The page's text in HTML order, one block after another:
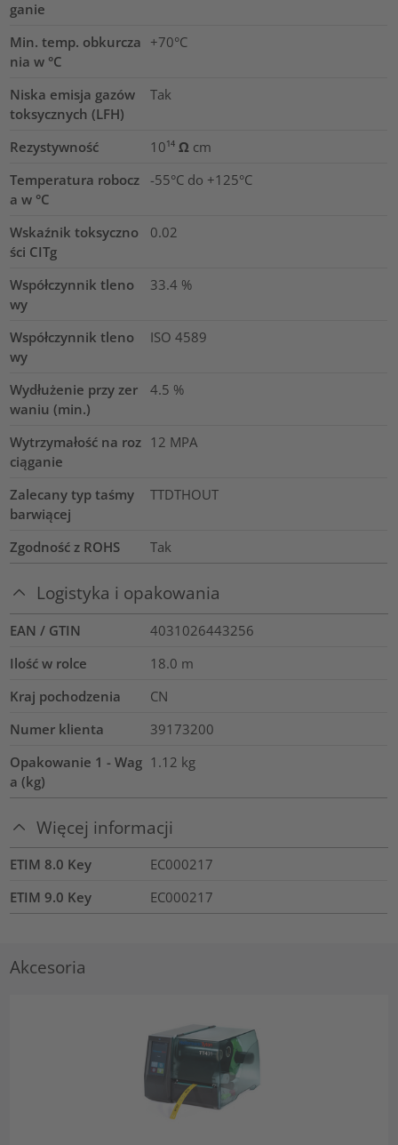
ganie
Min. temp. obkurcza
nia w °C
+70°C
Niska emisja gazów
toksycznych (LFH)
Tak
Rezystywność
10¹⁴ Ω cm
Temperatura robocz
a w °C
-55°C do +125°C
Wskaźnik toksyczno
ści CITg
0.02
Współczynnik tleno
wy
33.4 %
Współczynnik tleno
wy
ISO 4589
Wydłużenie przy zer
waniu (min.)
4.5 %
Wytrzymałość na roz
ciąganie
12 MPA
Zalecany typ taśmy
barwiącej
TTDTHOUT
Zgodność z ROHS Tak
Logistyka i opakowania
EAN / GTIN
4031026443256
Ilość w rolce
18.0 m
Kraj pochodzenia
CN
Numer klienta
39173200
Opakowanie 1 - Wag
a (kg)
1.12 kg
Więcej informacji
ETIM 8.0 Key
EC000217
ETIM 9.0 Key
EC000217
Akcesoria